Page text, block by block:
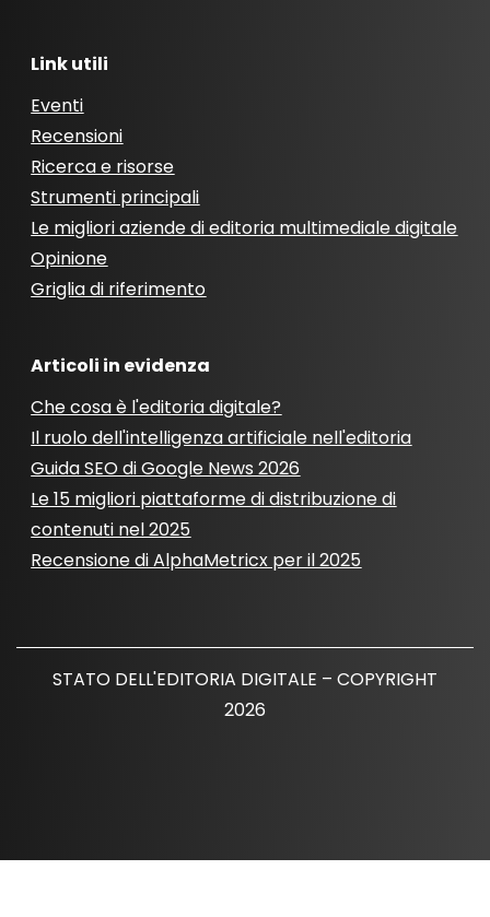
Link utili
Eventi
Recensioni
Ricerca e risorse
Strumenti principali
Le migliori aziende di editoria multimediale digitale
Opinione
Griglia di riferimento
Articoli in evidenza
Che cosa è l'editoria digitale?
Il ruolo dell'intelligenza artificiale nell'editoria
Guida SEO di Google News 2026
Le 15 migliori piattaforme di distribuzione di
contenuti nel 2025
Recensione di AlphaMetricx per il 2025
STATO DELL'EDITORIA DIGITALE – COPYRIGHT
2026